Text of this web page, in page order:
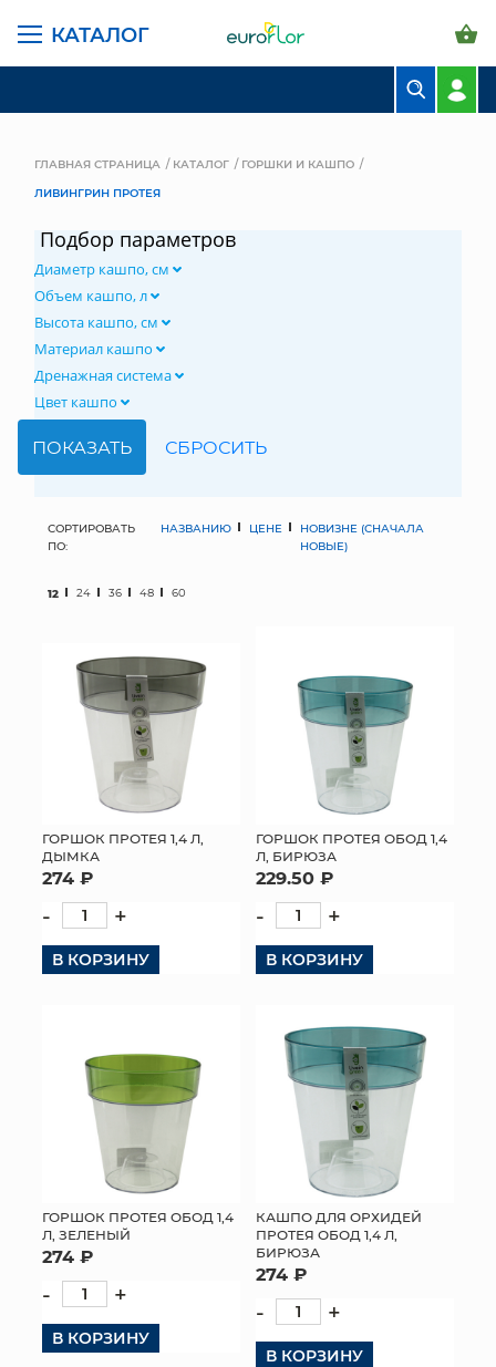
КАТАЛОГ
СВАДЕБНАЯ ФЛОРИСТИКА
МЯГКИЕ ИГРУШКИ
ИСКУССТВЕННЫЕ ЦВЕТЫ
ТОРГОВЫЙ ЦЕНТР
ОПТОВЫМ КЛИЕНТАМ
ДОСТАВКА И ОПЛАТА
ГЛАВНАЯ СТРАНИЦА КАТАЛОГ
ГОРШКИ И КАШПО
ЛИВИНГРИН ПРОТЕЯ
Подбор параметров
Диаметр кашпо, см
Объем кашпо, л
Высота кашпо, см
Материал кашпо
Дренажная система
Цвет кашпо
СОРТИРОВАТЬ
ПО:
НАЗВАНИЮ ЦЕНЕ
НОВИЗНЕ (СНАЧАЛА
НОВЫЕ)
12 24 36 48 60
ГОРШОК ПРОТЕЯ 1,4 Л,
ДЫМКА
274 ₽
- +
В КОРЗИНУ
ГОРШОК ПРОТЕЯ ОБОД 1,4
Л, БИРЮЗА
229.50 ₽
- +
В КОРЗИНУ
ГОРШОК ПРОТЕЯ ОБОД 1,4
Л, ЗЕЛЕНЫЙ
274 ₽
- +
В КОРЗИНУ
КАШПО ДЛЯ ОРХИДЕЙ
ПРОТЕЯ ОБОД 1,4 Л,
БИРЮЗА
274 ₽
- +
В КОРЗИНУ